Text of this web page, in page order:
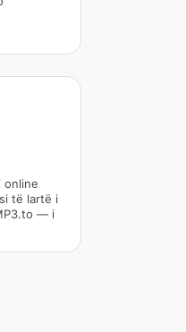
online
të lartë i
— i